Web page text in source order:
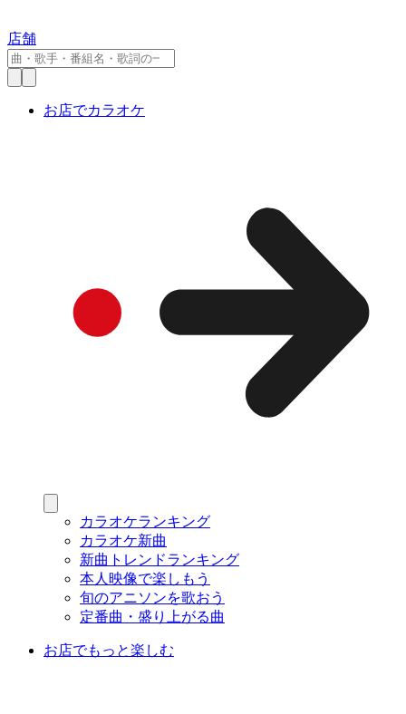
店舗
お店でカラオケ
カラオケランキング
カラオケ新曲
新曲トレンドランキング
本人映像で楽しもう
旬のアニソンを歌おう
定番曲・盛り上がる曲
お店でもっと楽しむ